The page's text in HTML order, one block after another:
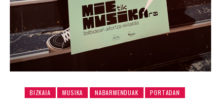
BIZKAIA MUSIKA NABARMENDUAK PORTADAN